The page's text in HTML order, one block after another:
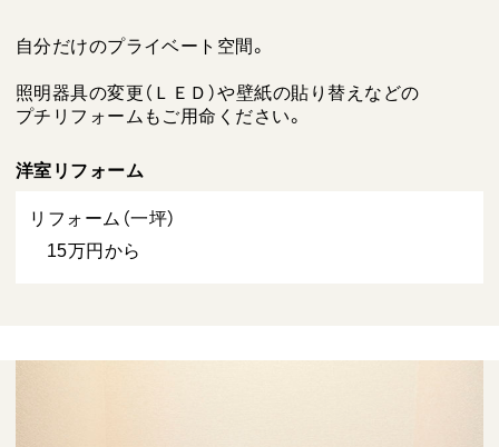
自分だけのプライベート空間。
照明器具の変更（ＬＥＤ）や壁紙の貼り替えなどの
プチリフォームもご用命ください。
洋室リフォーム
リフォーム（一坪）
15万円から